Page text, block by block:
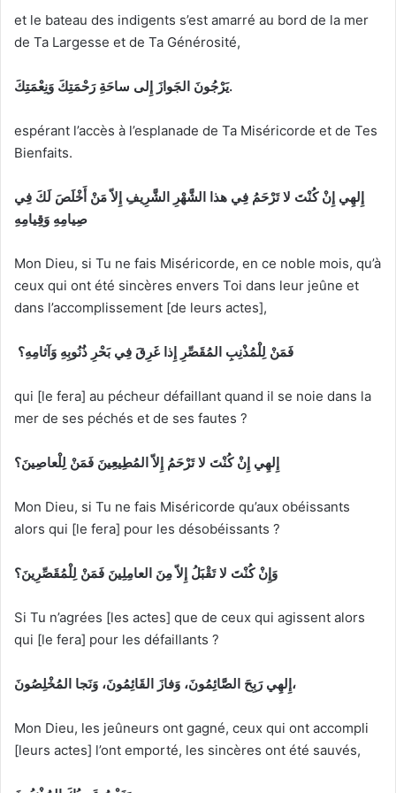
et le bateau des indigents s’est amarré au bord de la mer
de Ta Largesse et de Ta Générosité,
يَرْجُونَ الجَوازَ إِلى ساحَةِ رَحْمَتِكَ وَنِعْمَتِكَ .
espérant l’accès à l’esplanade de Ta Miséricorde et de Tes
Bienfaits.
إِلهِي إِنْ كُنْتَ لا تَرْحَمُ فِي هذا الشَّهْرِ الشَّرِيفِ إِلاّ مَنْ أَخْلَصَ لَكَ فِي
صِيامِهِ وَقِيامِهِ
Mon Dieu, si Tu ne fais Miséricorde, en ce noble mois, qu’à
ceux qui ont été sincères envers Toi dans leur jeûne et
dans l’accomplissement [de leurs actes],
فَمَنْ لِلْمُذْنِبِ المُقَصِّرِ إِذا غَرِقَ فِي بَحْرِ ذُنُوبِهِ وَآثامِهِ؟
qui [le fera] au pécheur défaillant quand il se noie dans la
mer de ses péchés et de ses fautes ?
إِلهِي إِنْ كُنْتَ لا تَرْحَمُ إِلاّ المُطِيعِينَ فَمَنْ لِلْعاصِينَ؟
Mon Dieu, si Tu ne fais Miséricorde qu’aux obéissants
alors qui [le fera] pour les désobéissants ?
وَإِنْ كُنْتَ لا تَقْبَلُ إِلاّ مِنَ العامِلِينَ فَمَنْ لِلْمُقَصِّرِينَ؟
Si Tu n’agrées [les actes] que de ceux qui agissent alors
qui [le fera] pour les défaillants ?
إِلهِي رَبِحَ الصَّائِمُونَ، وَفازَ القَائِمُونَ، وَنَجا المُخْلِصُونَ،
Mon Dieu, les jeûneurs ont gagné, ceux qui ont accompli
[leurs actes] l’ont emporté, les sincères ont été sauvés,